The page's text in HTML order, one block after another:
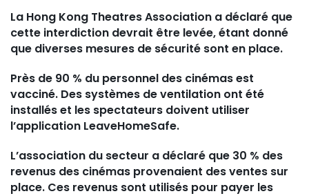
La Hong Kong Theatres Association a déclaré que
cette interdiction devrait être levée, étant donné
que diverses mesures de sécurité sont en place.
Près de 90 % du personnel des cinémas est
vacciné. Des systèmes de ventilation ont été
installés et les spectateurs doivent utiliser
l’application LeaveHomeSafe.
L’association du secteur a déclaré que 30 % des
revenus des cinémas provenaient des ventes sur
place. Ces revenus sont utilisés pour payer les